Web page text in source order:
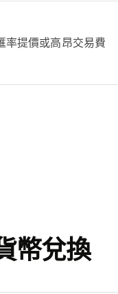
率提價或高昂交易費
幣兌換